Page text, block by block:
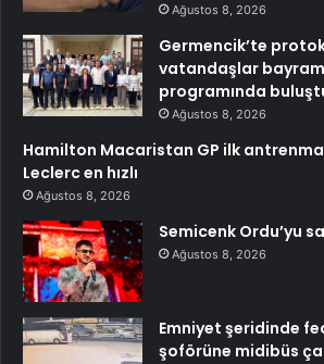
Ağustos 8, 2026
Germencik’te
vatandaşlar
programında
Ağustos 8, 2026
Hamilton Macaristan GP ilk
Leclerc en hızlı
Ağustos 8, 2026
Semicenk Ordu’yu
Ağustos 8, 2026
Emniyet şeridinde
şoförüne midibüs